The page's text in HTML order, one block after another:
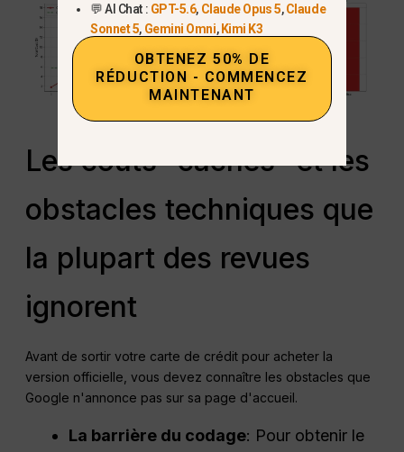
Les coûts “cachés” et les
obstacles techniques que
la plupart des revues
ignorent
Avant de sortir votre carte de crédit pour acheter la
version officielle, vous devez connaître les obstacles que
Google n'annonce pas sur sa page d'accueil.
La barrière du codage: Pour obtenir le
💬 AI Chat : GPT-5.6, Claude Opus 5,Claude
Sonnet 5, Gemini Omni, Kimi K3
OBTENEZ 50% DE
RÉDUCTION - COMMENCEZ
MAINTENANT